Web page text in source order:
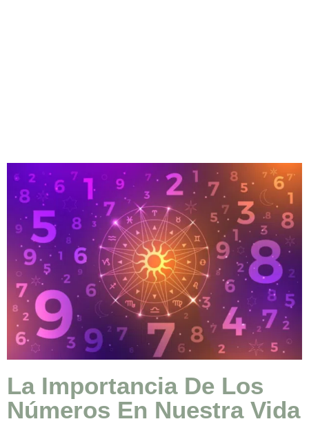
La Importancia De Los
Números En Nuestra Vida